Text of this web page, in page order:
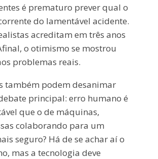
é prematuro prever qual o
do lamentável acidente.
acreditam em três anos
o otimismo se mostrou
problemas reais.
também podem desanimar
principal: erro humano é
que o de máquinas,
colaborando para um
seguro? Há de se achar aí o
mas a tecnologia deve